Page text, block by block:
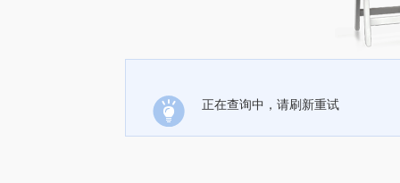
正在查询中，请刷新重试